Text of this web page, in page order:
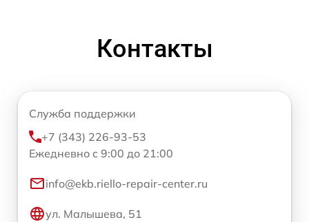
Контакты
Служба поддержки
+7 (343) 226-93-53
Ежедневно с 9:00 до 21:00
info@ekb.riello-repair-center.ru
ул. Малышева, 51